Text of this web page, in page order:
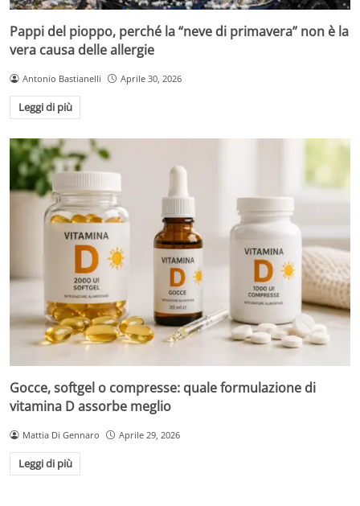
Pappi del pioppo, perché la “neve di primavera” non è la
vera causa delle allergie
Antonio Bastianelli Aprile 30, 2026
Leggi di più
Gocce, softgel o compresse: quale formulazione di
vitamina D assorbe meglio
Mattia Di Gennaro Aprile 29, 2026
Leggi di più